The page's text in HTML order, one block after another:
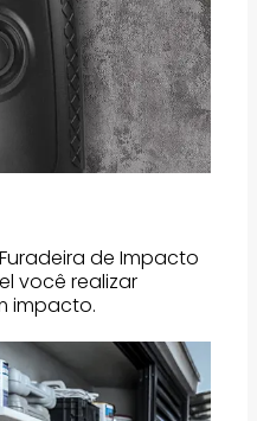
de Impacto
você realizar
impacto.